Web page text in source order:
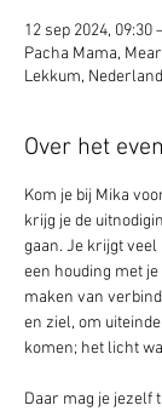
12 sep 2024, 09:30
Pacha Mama,
Lekkum, Nederland
Over het
Kom je bij Mika
krijg je de
gaan. Je krijgt
een houding met
maken van
en ziel, om
komen; het licht
Daar mag je jezelf